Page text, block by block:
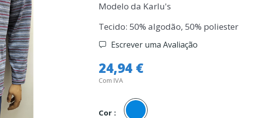
Modelo da Karlu's
Tecido: 50% algodão, 50% poliester
Escrever uma Avaliação
24,94 €
Com IVA
Cor :
Azul